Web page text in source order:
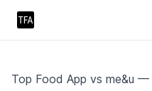
Top Food App vs me&u